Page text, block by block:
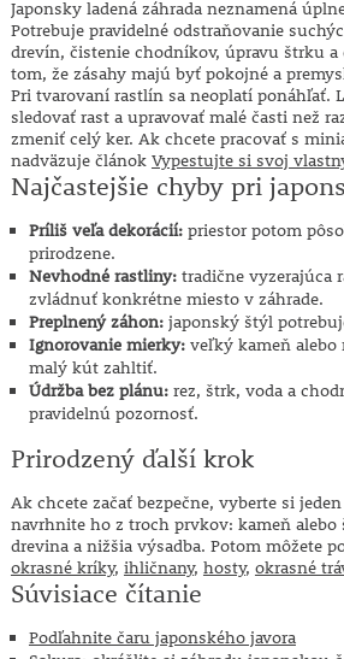
Japonsky ladená záhrada neznamená
Potrebuje pravidelné odstraňovanie
drevín, čistenie chodníkov, úpravu štrku
tom, že zásahy majú byť pokojné a
Pri tvarovaní rastlín sa neoplatí ponáhľať.
sledovať rast a upravovať malé časti než
zmeniť celý ker. Ak chcete pracovať s
nadväzuje článok Vypestujte si svoj
Najčastejšie chyby pri
Príliš veľa dekorácií:priestor potom
prirodzene.
Nevhodné rastliny:tradične vyzerajúca
zvládnuť konkrétne miesto v záhrade.
Preplnený záhon:japonský štýl
Ignorovanie mierky:veľký kameň alebo
malý kút zahltiť.
Údržba bez plánu:rez, štrk, voda a
pravidelnú pozornosť.
Prirodzený ďalší krok
Ak chcete začať bezpečne, vyberte si
navrhnite ho z troch prvkov: kameň alebo
drevina a nižšia výsadba. Potom môžete
okrasné kríky, ihličnany, hosty, okrasné
Súvisiace čítanie
Podľahnite čaru japonského javora